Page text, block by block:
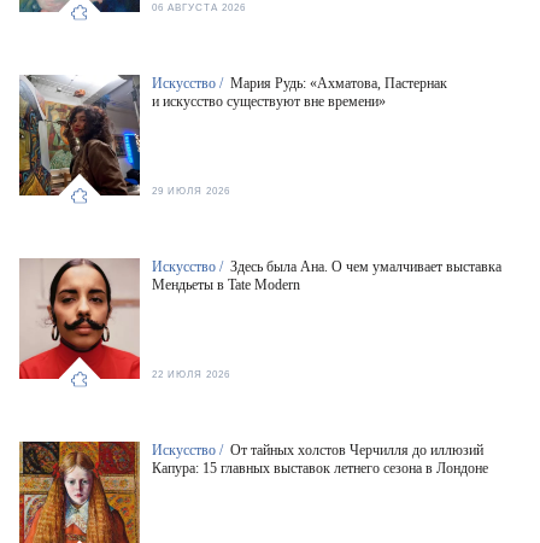
06 АВГУСТА 2026
Искусство / Мария Рудь: «Ахматова, Пастернак
и искусство существуют вне времени»
29 ИЮЛЯ 2026
Искусство / Здесь была Ана. О чем умалчивает выставка
Мендьеты в Tate Modern
22 ИЮЛЯ 2026
Искусство / От тайных холстов Черчилля до иллюзий
Капура: 15 главных выставок летнего сезона в Лондоне